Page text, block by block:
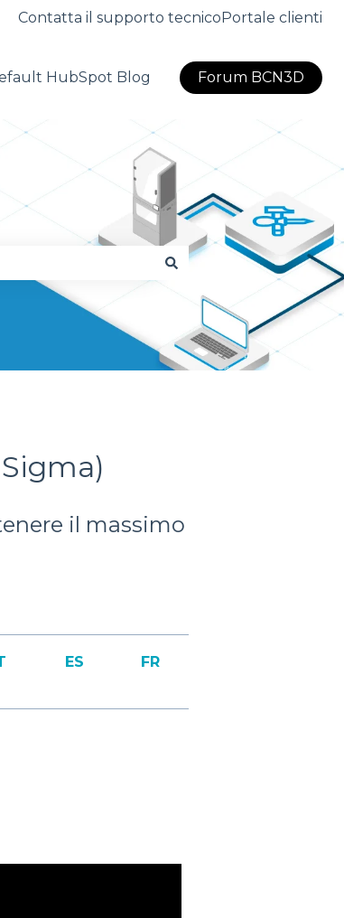
Contatta il supporto tecnicoPortale clienti
HubSpot Blog Forum BCN3D
il massimo
ES FR